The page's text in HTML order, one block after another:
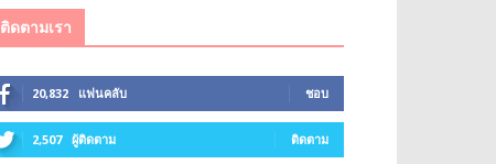
ติดตามเรา
20,832 แฟนคลับ ชอบ
2,507 ผู้ติดตาม ติดตาม